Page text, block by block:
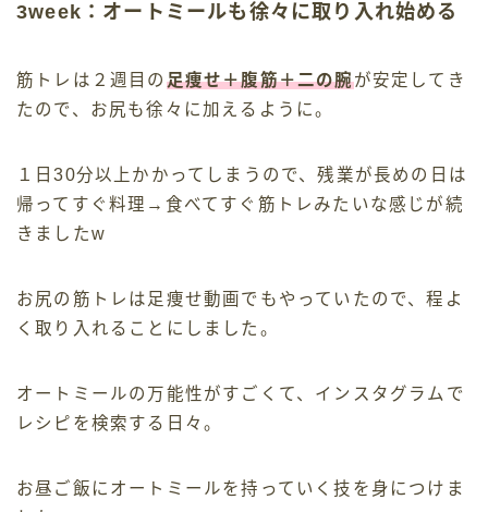
3week：オートミールも徐々に取り入れ始める
筋トレは２週目の 足痩せ＋腹筋＋二の腕が安定してき
たので、お尻も徐々に加えるように。
１日30分以上かかってしまうので、残業が長めの日は
帰ってすぐ料理→食べてすぐ筋トレみたいな感じが続
きましたw
お尻の筋トレは足痩せ動画でもやっていたので、程よ
く取り入れることにしました。
オートミールの万能性がすごくて、インスタグラムで
レシピを検索する日々。
お昼ご飯にオートミールを持っていく技を身につけま